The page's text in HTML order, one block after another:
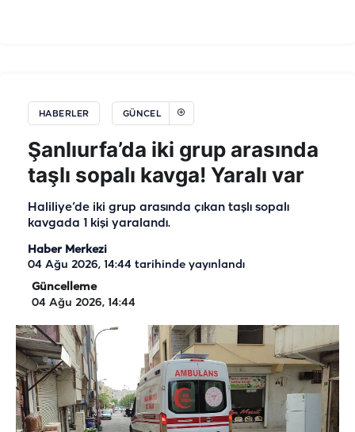
HABERLER GÜNCEL
Şanlıurfa’da iki grup arasında
taşlı sopalı kavga! Yaralı var
Haliliye’de iki grup arasında çıkan taşlı sopalı
kavgada 1 kişi yaralandı.
Haber Merkezi
04 Ağu 2026, 14:44 tarihinde yayınlandı
Güncelleme
04 Ağu 2026, 14:44